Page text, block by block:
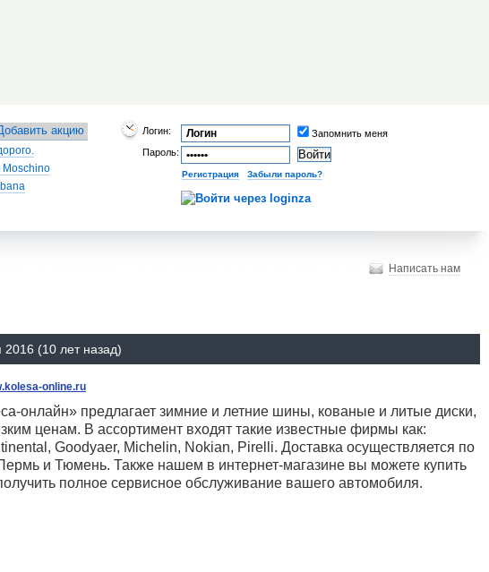
акцию
Moschino
Логин:
Запомнить меня
Пароль:
Регистрация| Забыли пароль?
Написать нам
2016 (10 лет назад)
online.ru
онлайн» предлагает зимние и летние шины, кованые и литые диски,
ценам. В ассортимент входят такие известные фирмы как:
Goodyaer, Michelin, Nokian, Pirelli. Доставка осуществляется по
и Тюмень. Также нашем в интернет-магазине вы можете купить
полное сервисное обслуживание вашего автомобиля.